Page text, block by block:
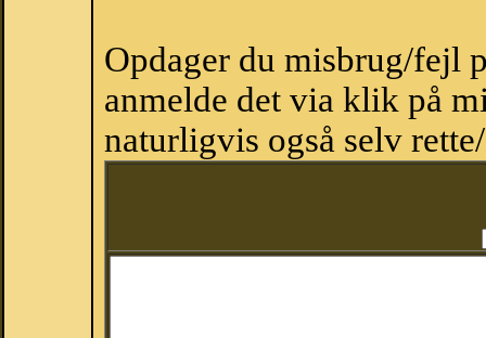
Opdager du misbrug/fejl
anmelde det via klik på
naturligvis også selv